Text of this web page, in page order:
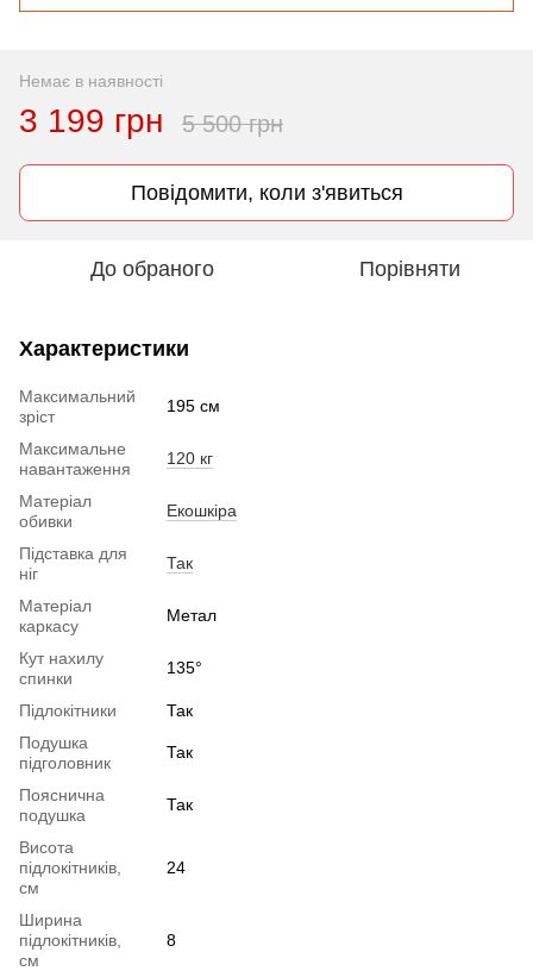
Немає в наявності
3 199 грн 5 500 грн
Повідомити, коли з'явиться
До обраного Порівняти
Характеристики
Максимальний
зріст
195 см
Максимальне
навантаження
120 кг
Матеріал
обивки
Екошкіра
Підставка для
ніг
Так
Матеріал
каркасу
Метал
Кут нахилу
спинки
135°
Підлокітники
Так
Подушка
підголовник
Так
Пояснична
подушка
Так
Висота
підлокітників,
см
24
Ширина
підлокітників,
см
8